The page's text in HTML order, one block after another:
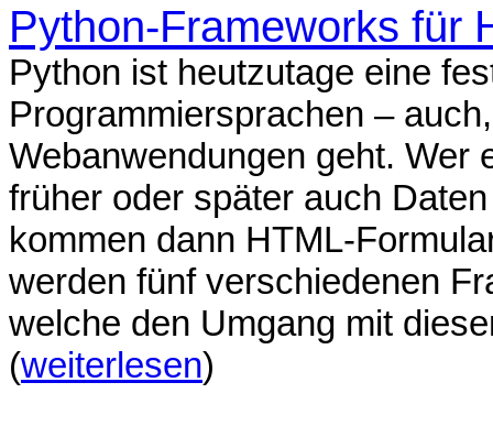
Python-Frameworks für
Python ist heutzutage eine
Programmiersprachen –
Webanwendungen geht. Wer
früher oder später auch
kommen dann HTML-
werden fünf verschiedenen
welche den Umgang mit
(weiterlesen)